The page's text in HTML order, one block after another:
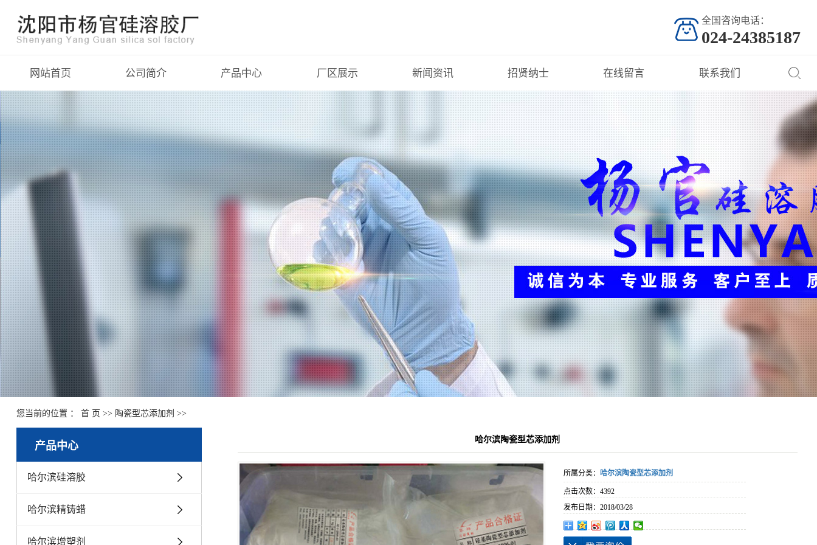
全国咨询电话：
024-24385187
网站首页 公司简介 产品中心 厂区展示 新闻资讯 招贤纳士 在线留言 联系我们
您当前的位置 ： 首 页 >> 陶瓷型芯添加剂 >>
产品中心
哈尔滨硅溶胶
哈尔滨精铸蜡
哈尔滨增塑剂
哈尔滨陶瓷型芯添加剂
所属分类： 哈尔滨陶瓷型芯添加剂
点击次数： 4392
发布日期： 2018/03/28